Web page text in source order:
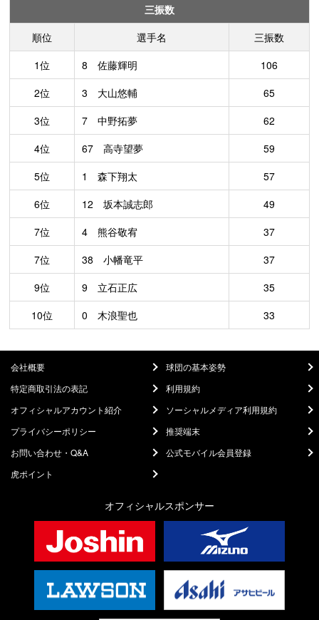
三振数
順位
選手名
三振数
1位
8 佐藤輝明
106
2位
3 大山悠輔
65
3位
7 中野拓夢
62
4位
67 高寺望夢
59
5位
1 森下翔太
57
6位
12 坂本誠志郎
49
7位
4 熊谷敬宥
37
7位
38 小幡竜平
37
9位
9 立石正広
35
10位
0 木浪聖也 33
会社概要
球団の基本姿勢
特定商取引法の表記
利用規約
オフィシャルアカウント紹介
ソーシャルメディア利用規約
プライバシーポリシー
推奨端末
お問い合わせ・Q&A
公式モバイル会員登録
虎ポイント
オフィシャルスポンサー